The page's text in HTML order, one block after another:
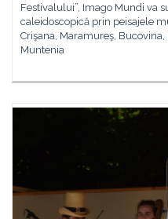
Festivalului”, Imago Mundi va
caleidoscopică prin peisajele
Crişana, Maramureş,
Muntenia